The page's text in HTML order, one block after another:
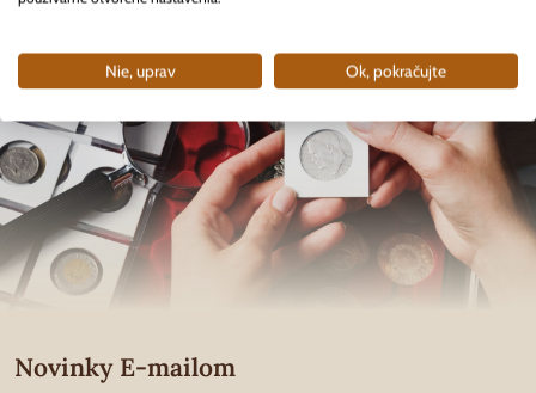
Novinky E-mailom
Nie, uprav Ok, pokračujte